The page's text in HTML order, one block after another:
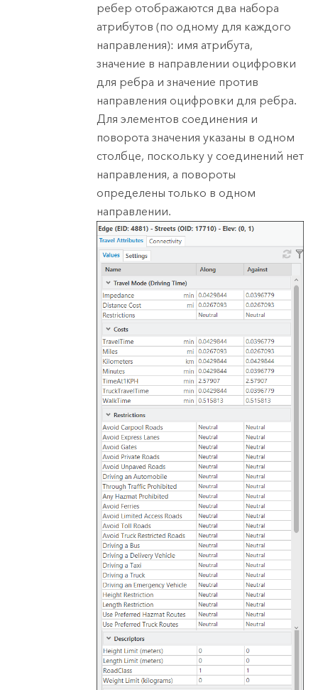
ребер отображаются два набора
атрибутов (по одному для каждого
направления): имя атрибута,
значение в направлении оцифровки
для ребра и значение против
направления оцифровки для ребра.
Для элементов соединения и
поворота значения указаны в одном
столбце, поскольку у соединений нет
направления, а повороты
определены только в одном
направлении.